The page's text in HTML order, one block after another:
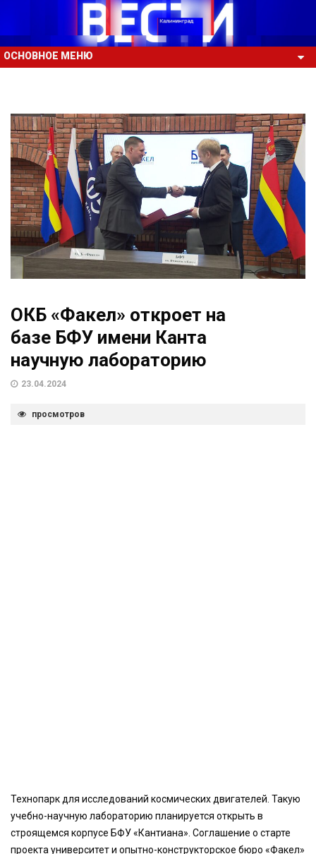
ОСНОВНОЕ МЕНЮ
ОКБ «Факел» откроет на
базе БФУ имени Канта
научную лабораторию
23.04.2024
просмотров
Технопарк для исследований космических двигателей. Такую
учебно-научную лабораторию планируется открыть в
строящемся корпусе БФУ «Кантиана». Соглашение о старте
проекта университет и опытно-конструкторское бюро «Факел»